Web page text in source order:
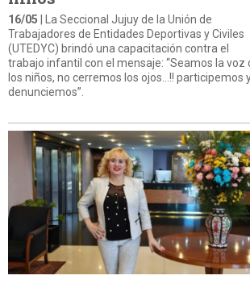
16/05 | La Seccional Jujuy de la Unión de
Trabajadores de Entidades Deportivas y Civiles
(UTEDYC) brindó una capacitación contra el
trabajo infantil con el mensaje: “Seamos la voz
los niños, no cerremos los ojos...!! participemos
denunciemos”.